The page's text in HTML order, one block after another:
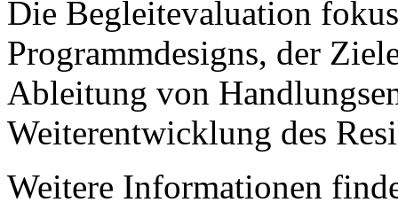
Die Begleitevaluation
Programmdesigns, der
Ableitung von
Weiterentwicklung des
Weitere Informationen